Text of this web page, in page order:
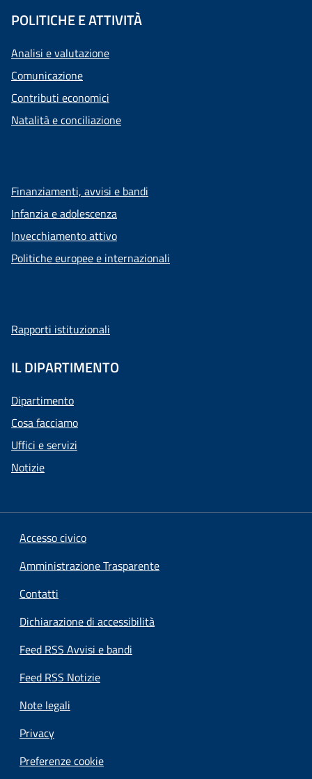
POLITICHE E ATTIVITÀ
Analisi e valutazione
Comunicazione
Contributi economici
Natalità e conciliazione
Finanziamenti, avvisi e bandi
Infanzia e adolescenza
Invecchiamento attivo
Politiche europee e internazionali
Rapporti istituzionali
IL DIPARTIMENTO
Dipartimento
Cosa facciamo
Uffici e servizi
Notizie
Accesso civico
Amministrazione Trasparente
Contatti
Dichiarazione di accessibilità
Feed RSS Avvisi e bandi
Feed RSS Notizie
Note legali
Privacy
Preferenze cookie